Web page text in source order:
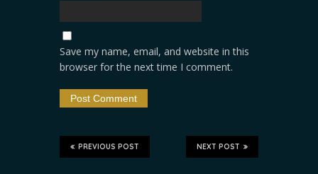
Save my name, email, and website in this
browser for the next time I comment.
NEXT POST
PREVIOUS POST